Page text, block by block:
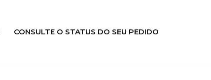
CONSULTE O STATUS DO SEU PEDIDO